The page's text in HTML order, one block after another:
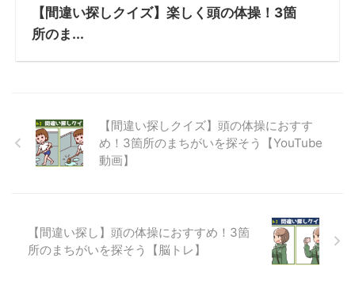
【間違い探しクイズ】楽しく頭の体操！3箇
所のま...
【間違い探しクイズ】頭の体操におすす
め！3箇所のまちがいを探そう【YouTube
動画】
【間違い探し】頭の体操におすすめ！3箇
所のまちがいを探そう【脳トレ】